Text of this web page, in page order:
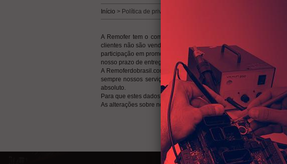
Início > Política de privacidade
A Remofer tem o compromisso com a privacidade e a
clientes não são vendidos, trocados ou divulgados para terceiros,
participação em promoções solicitadas pelos clientes. Seus dados
nosso prazo de entrega.
A Remoferdobrasil.com.br utiliza cookies e informações de sua
sempre nossos serviços, produtos, conteúdos e garantir as
absoluto.
Para que estes dados permaneçam intactos, nós
As alterações sobre nossa política de privacidade serão